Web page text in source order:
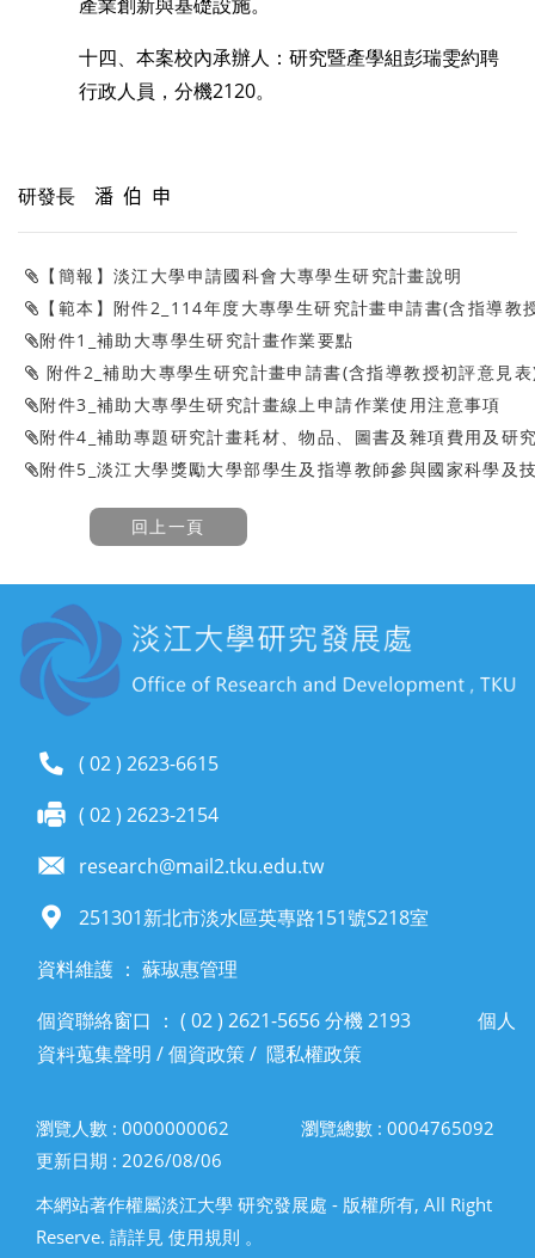
十四、本案校內承辦人：研究暨產學組彭瑞雯約聘
行政人員，分機2120。
研發長 潘 伯 申
【簡報】淡江大學申請國科會大專學生研究計畫說明
【範本】附件2_114年度大專學生研究計畫申請書(含指導教
附件1_補助大專學生研究計畫作業要點
附件2_補助大專學生研究計畫申請書(含指導教授初評意見
附件3_補助大專學生研究計畫線上申請作業使用注意事項
附件4_補助專題研究計畫耗材、物品、圖書及雜項費用及研
附件5_淡江大學獎勵大學部學生及指導教師參與國家科學及
( 02 ) 2623-6615
( 02 ) 2623-2154
research@mail2.tku.edu.tw
251301新北市淡水區英專路151號S218室
資料維護 ： 蘇琡惠管理
個資聯絡窗口 ： ( 02 ) 2621-5656 分機 2193 個人
資料蒐集聲明 /個資政策/ 隱私權政策
瀏覽人數 : 0000000062
瀏覽總數 : 0004765092
更新日期 : 2026/08/06
本網站著作權屬淡江大學 研究發展處 - 版權所有, All Right
Reserve. 請詳見 使用規則 。